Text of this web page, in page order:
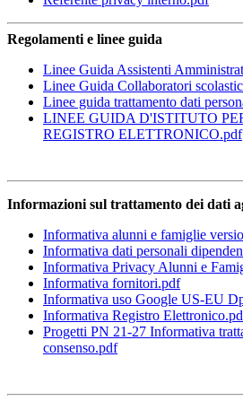
Regolamenti e linee guida
Linee Guida Assistenti
Linee Guida Collaboratori
Linee guida trattamento dati
LINEE GUIDA D'ISTITUTO
REGISTRO ELETTRONICO.pdf
Informazioni sul trattamento dei dati
Informativa alunni e famiglie
Informativa dati personali
Informativa Privacy Alunni e
Informativa fornitori.pdf
Informativa uso Google US-EU
Informativa Registro
Progetti PN 21-27 Informativa
consenso.pdf